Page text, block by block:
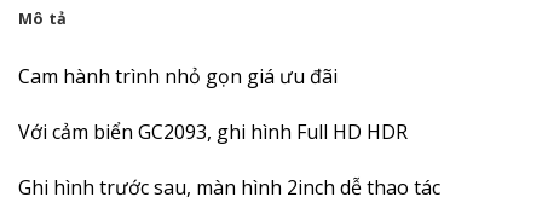
Mô tả
Cam hành trình nhỏ gọn giá ưu đãi
Với cảm biển GC2093, ghi hình Full HD HDR
Ghi hình trước sau, màn hình 2inch dễ thao tác